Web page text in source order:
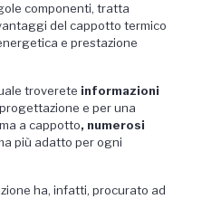
componenti, tratta
del cappotto termico
e prestazione
troverete informazioni
e per una
a cappotto, numerosi
più adatto per ogni
ha, infatti, procurato ad